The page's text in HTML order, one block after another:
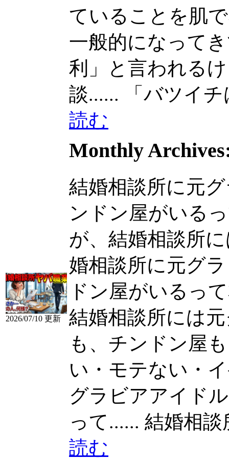
ていることを肌
一般的になって
利」と言われる
談......
「バツイ
読む
2026/07/10 更新
Monthly
結婚相談所に元
ンドン屋がいる
が、結婚相談所
婚相談所に元グ
ドン屋がいるっ
結婚相談所には
も、チンドン屋
い・モテない・
グラビアアイド
って...... 結婚相談
読む